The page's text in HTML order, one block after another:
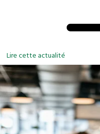
Lire cette actualité